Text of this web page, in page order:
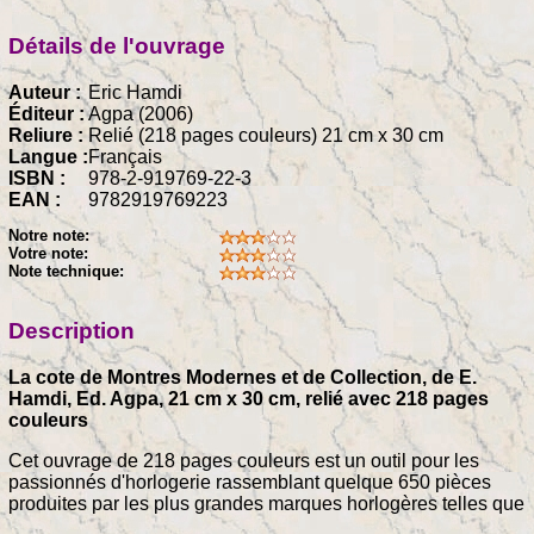
Détails de l'ouvrage
Auteur : Eric Hamdi
Éditeur :Agpa (2006)
Reliure : Relié (218 pages couleurs) 21 cm x 30 cm
Langue :Français
ISBN :
978-2-919769-22-3
EAN :
9782919769223
Notre note:
Votre note:
Note technique:
Description
La cote de Montres Modernes et de Collection, de E.
Hamdi, Ed. Agpa, 21 cm x 30 cm, relié avec 218 pages
couleurs
Cet ouvrage de 218 pages couleurs est un outil pour les
passionnés d'horlogerie rassemblant quelque 650 pièces
produites par les plus grandes marques horlogères telles que